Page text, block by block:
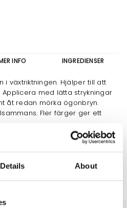
Details About
INFO INGREDIENSER
i växtriktningen. Hjälper till att
med lätta strykningar
åt redan mörka ögonbryn.
Fler färger ger ett